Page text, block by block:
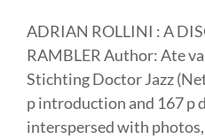
ADRIAN ROLLINI : A
RAMBLER Author: Ate
Stichting Doctor Jazz
p introduction and 167 p
interspersed with